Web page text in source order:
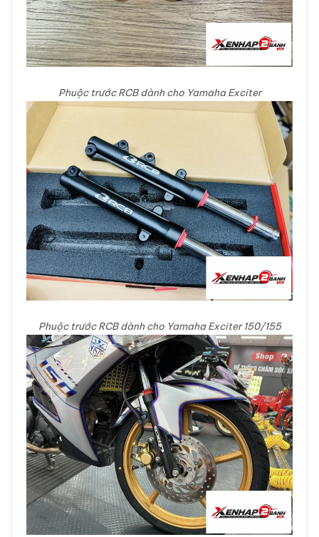
Phuộc trước RCB dành cho Yamaha Exciter
Phuộc trước RCB dành cho Yamaha Exciter 150/155